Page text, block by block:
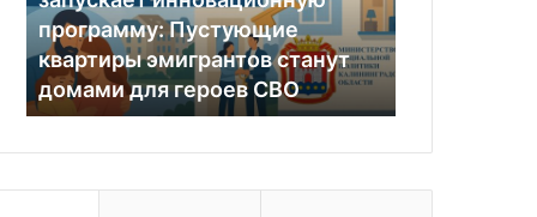
квартиры
эмигрантов
станут
домами
для
программу: Пустующие
квартиры эмигрантов станут
домами для героев СВО
случае
попыток